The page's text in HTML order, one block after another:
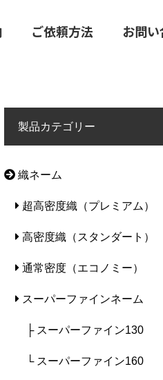
ご依頼方法 お問
製品カテゴリー
織ネーム
超高密度織（プレミアム）
高密度織（スタンダート）
通常密度（エコノミー）
スーパーファインネーム
├ スーパーファイン130
└ スーパーファイン160